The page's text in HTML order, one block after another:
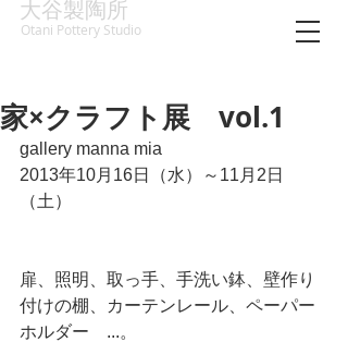
大谷製陶所
Otani Pottery Studio
家×クラフト展 vol.1
gallery manna mia
2013年10月16日（水）～11月2日
（土）
扉、照明、取っ手、手洗い鉢、壁作り
付けの棚、カーテンレール、ペーパー
ホルダー　...。